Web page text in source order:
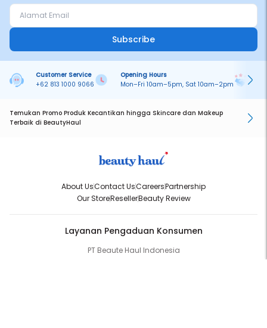
Subscribe
Customer Service
+62 813 1000 9066
Opening Hours
Mon–Fri 10am–5pm, Sat 10am–2pm
Temukan Promo Produk Kecantikan hingga Skincare dan Makeup
Terbaik di BeautyHaul
About UsContact UsCareersPartnership
Our StoreResellerBeauty Review
Layanan Pengaduan Konsumen
PT Beaute Haul Indonesia